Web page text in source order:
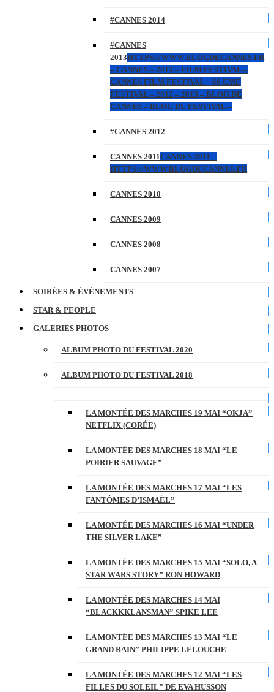
#CANNES 2014
#CANNES
2013HTTPS://WWW.BLOGDECANNES.FR
– CANNES – 2013 – FILM FESTIVAL –
CANNES FILM FESTIVAL – 66 EME
FESTIVAL – 2012 – 2013 – BLOG DE
CANNES – BLOG DU FESTIVAL –
#CANNES 2012
CANNES 2011CANNES 2011 –
HTTPS://WWW.BLOGDECANNES.FR
CANNES 2010
CANNES 2009
CANNES 2008
CANNES 2007
SOIRÉES & ÉVÉNEMENTS
STAR & PEOPLE
GALERIES PHOTOS
ALBUM PHOTO DU FESTIVAL 2020
ALBUM PHOTO DU FESTIVAL 2018
LA MONTÉE DES MARCHES 19 MAI “OKJA”
NETFLIX (CORÉE)
LA MONTÉE DES MARCHES 18 MAI “LE
POIRIER SAUVAGE”
LA MONTÉE DES MARCHES 17 MAI “LES
FANTÔMES D’ISMAËL”
LA MONTÉE DES MARCHES 16 MAI “UNDER
THE SILVER LAKE”
LA MONTÉE DES MARCHES 15 MAI “SOLO, A
STAR WARS STORY” RON HOWARD
LA MONTÉE DES MARCHES 14 MAI
“BLACKKKLANSMAN” SPIKE LEE
LA MONTÉE DES MARCHES 13 MAI “LE
GRAND BAIN” PHILIPPE LELOUCHE
LA MONTÉE DES MARCHES 12 MAI “LES
FILLES DU SOLEIL” DE EVA HUSSON